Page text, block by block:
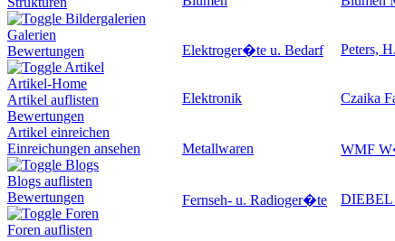
Bildergalerien
Galerien
Bewertungen
Artikel
Artikel-Home
Artikel auflisten
Bewertungen
Artikel einreichen
Einreichungen ansehen
Blogs
Blogs auflisten
Bewertungen
Foren
Foren auflisten
Elektroger�te u. Bedarf Peters, H.
Elektronik Czaika
Metallwaren WMF
Fernseh- u. Radioger�te DIEBEL